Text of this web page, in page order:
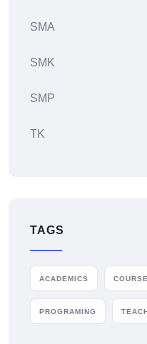
SMA
SMK
SMP
TK
TAGS
ACADEMICS
PROGRAMING